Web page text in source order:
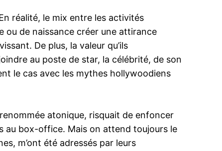
réalité, le mix entre les activités
ou de naissance créer une attirance
De plus, la valeur qu’ils
au poste de star, la célébrité, de son
le cas avec les mythes hollywoodiens
atonique, risquait de enfoncer
au box-office. Mais on attend toujours le
m’ont été adressés par leurs